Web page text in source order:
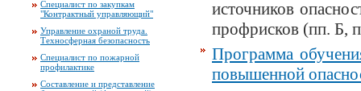
Специалист по закупкам
"Контрактный управляющий"
Управление охраной труда.
Техносферная безопасность
Специалист по пожарной
профилактике
Составление и представление
источников
профрисков (пп. Б,
Программа
повышенной